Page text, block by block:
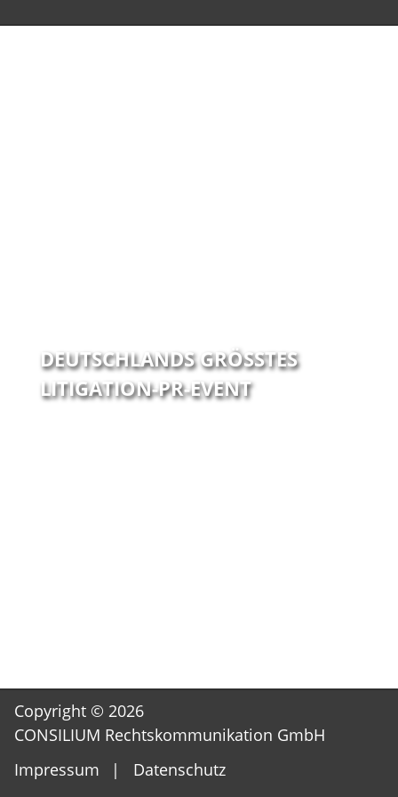
DEUTSCHLANDS GRÖSSTES
LITIGATION-PR-EVENT
Copyright © 2026
CONSILIUM Rechtskommunikation GmbH
Navigation
Impressum Datenschutz